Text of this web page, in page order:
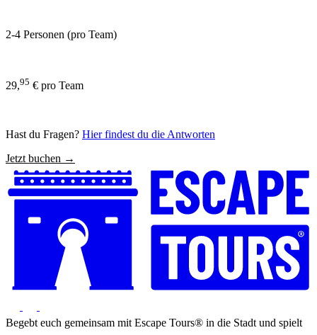
2-4 Personen (pro Team)
29,95 € pro Team
Hast du Fragen? Hier findest du die Antworten
Jetzt buchen →
Begebt euch gemeinsam mit Escape Tours® in die Stadt und spielt